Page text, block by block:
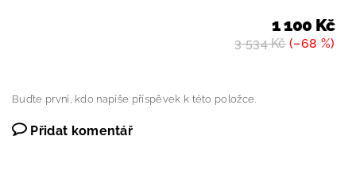
3 534 Kč(–68 %)
1 100 Kč
Buďte první, kdo napíše příspěvek k této položce.
Přidat komentář